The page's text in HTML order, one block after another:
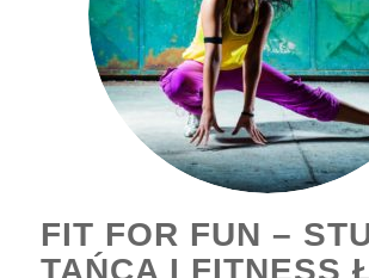
FIT FOR FUN –
TAŃCA I FITNESS